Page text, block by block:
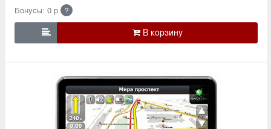
Бонусы: 0 р. ?
